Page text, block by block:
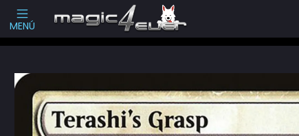
MENÚ
Inicio Cartas Sueltas Magic Ediciones Especiales